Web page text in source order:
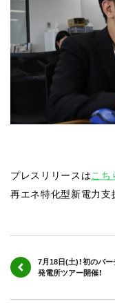
プレスリリースはこち
再エネ特化型新電力支
7月18日(土)！初のバ
発電所ツアー開催！